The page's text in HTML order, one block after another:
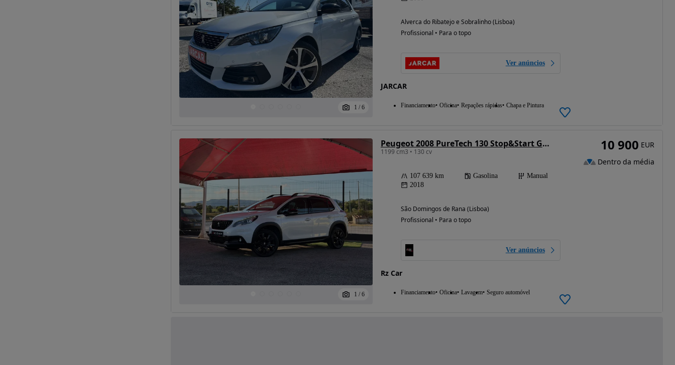
1 / 6
Alverca do Ribatejo e Sobralinho (Lisboa)
Profissional • Para o topo
Ver anúncios
JARCAR
Financiamento Oficina Repações rápidas Chapa e Pintura
1 / 6
Peugeot 2008 PureTech 130 Stop&Start GT-Line Edition
1199 cm3 • 130 cv
107 639 km Gasolina
Manual
2018
São Domingos de Rana (Lisboa)
Profissional • Para o topo
Ver anúncios
Rz Car
Financiamento Oficina Lavagem Seguro automóvel
10 900 EUR
Dentro da média